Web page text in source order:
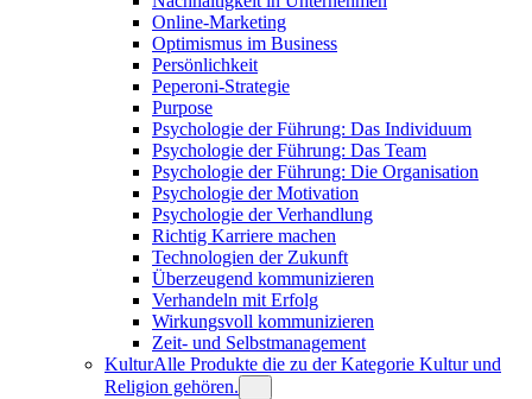
Online-Marketing
Optimismus im Business
Persönlichkeit
Peperoni-Strategie
Purpose
Psychologie der Führung: Das Individuum
Psychologie der Führung: Das Team
Psychologie der Führung: Die Organisation
Psychologie der Motivation
Psychologie der Verhandlung
Richtig Karriere machen
Technologien der Zukunft
Überzeugend kommunizieren
Verhandeln mit Erfolg
Wirkungsvoll kommunizieren
Zeit- und Selbstmanagement
KulturAlle Produkte die zu der Kategorie Kultur und
Religion gehören.